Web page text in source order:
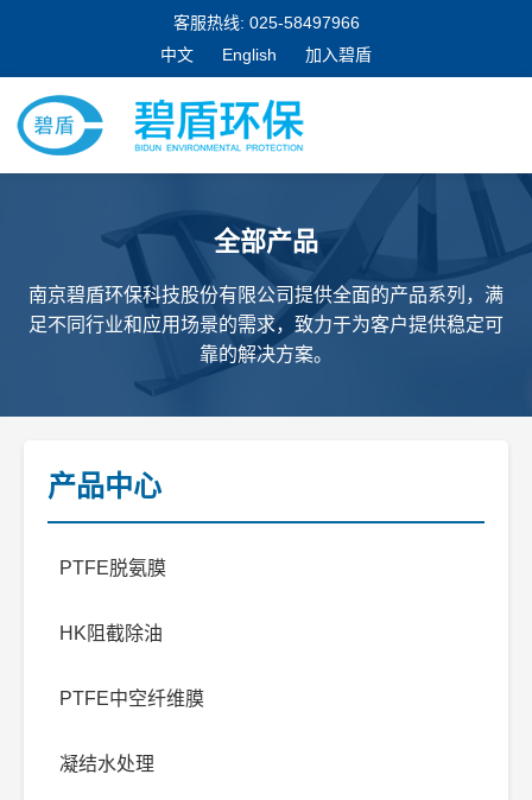
客服热线: 025-58497966
中文
English 加入碧盾
全部产品
南京碧盾环保科技股份有限公司提供全面的产品系列，满
足不同行业和应用场景的需求，致力于为客户提供稳定可
靠的解决方案。
产品中心
PTFE脱氨膜
HK阻截除油
PTFE中空纤维膜
凝结水处理